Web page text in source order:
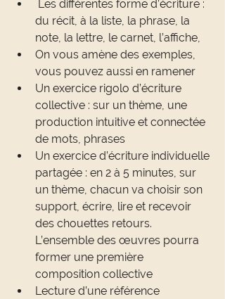
du récit, à la liste, la phrase, la
note, la lettre, le carnet, l’affiche,
On vous amène des exemples,
vous pouvez aussi en ramener
Un exercice rigolo d’écriture
collective : sur un thème, une
production intuitive et connectée
de mots, phrases
Un exercice d’écriture individuelle
partagée : en 2 à 5 minutes, sur
un thème, chacun va choisir son
support, écrire, lire et recevoir
des chouettes retours.
L’ensemble des œuvres pourra
former une première
composition collective
Lecture d’une référence